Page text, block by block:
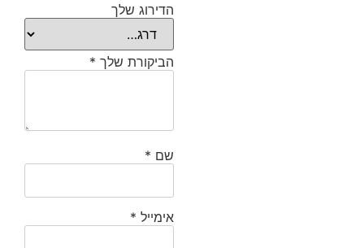
הדירוג שלך
הביקורת שלך*
שם*
אימייל*